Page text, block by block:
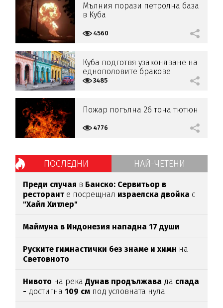
Мълния порази петролна база
в Куба
4560
Куба подготвя узаконяване на
еднополовите бракове
3485
Пожар погълна 26 тона тютюн
4776
ПОСЛЕДНИ НАЙ-ЧЕТЕНИ
Преди случая в Банско: Сервитьор в
ресторант е посрещнал израелска двойка с
"Хайл Хитлер"
Маймуна в Индонезия нападна 17 души
Руските гимнастички без знаме и химн на
Световното
Нивото на рекаДунав продължава да спада
- достигна109 см под условната нула